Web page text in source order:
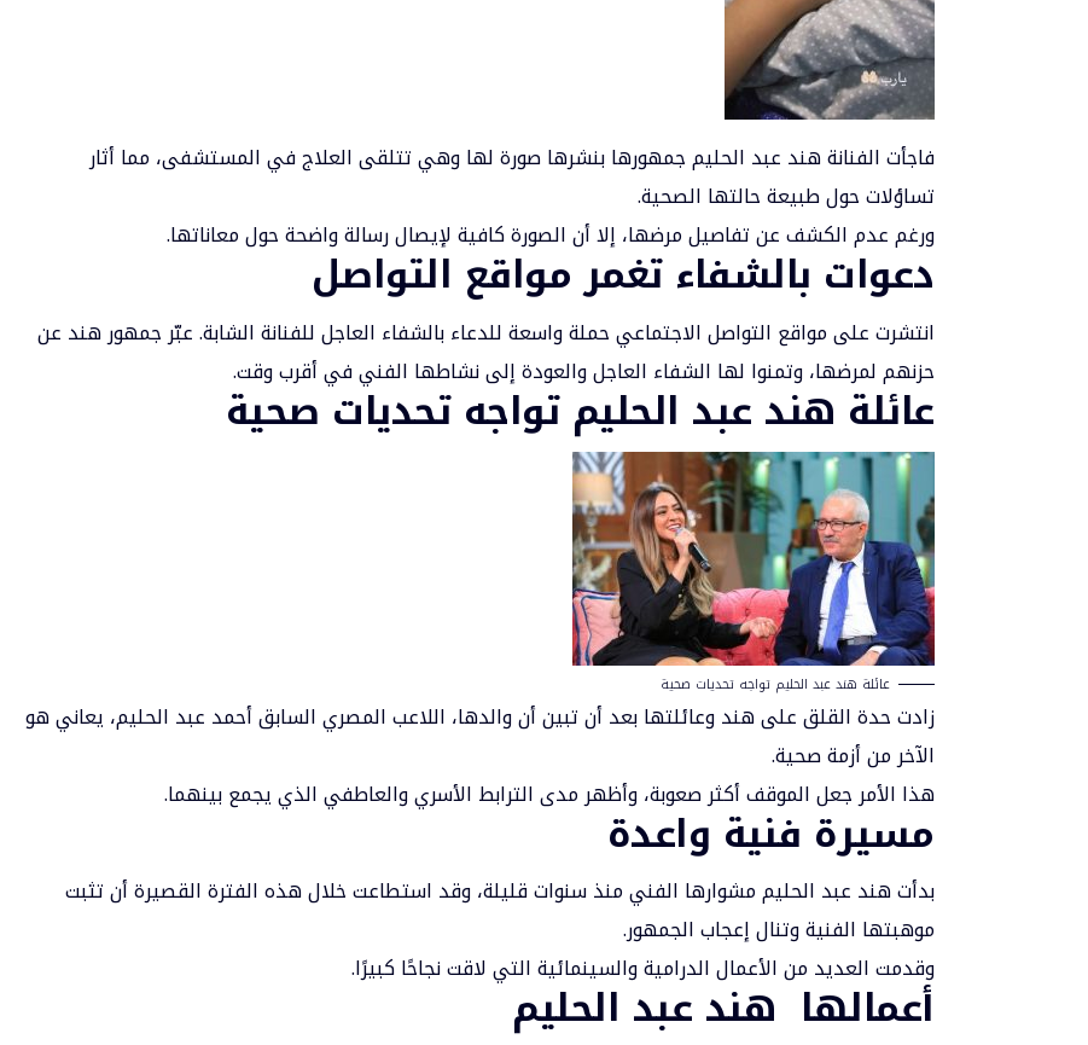
فاجأت الفنانةهند عبد الحليمجمهورها بنشرها صورة لها وهي تتلقى العلاج في المستشفى، مما أثار
تساؤلات حول طبيعة حالتها الصحية.
ورغم عدم الكشف عن تفاصيل مرضها، إلا أن الصورة كافية لإيصال رسالة واضحة حول معاناتها.
دعوات بالشفاء تغمر مواقع التواصل
انتشرت على مواقع التواصل الاجتماعي حملة واسعة للدعاء بالشفاء العاجل للفنانة الشابة. عبّر جمهور هند عن
حزنهم لمرضها، وتمنوا لها الشفاء العاجل والعودة إلى نشاطها الفني في أقرب وقت.
عائلة هند عبد الحليم تواجه تحديات صحية
عائلة هند عبد الحليم تواجه تحديات صحية
زادت حدة القلق على هند وعائلتها بعد أن تبين أن والدها، اللاعب المصري السابق أحمد عبد الحليم، يعاني هو
الآخر من أزمة صحية.
هذا الأمر جعل الموقف أكثر صعوبة، وأظهر مدى الترابط الأسري والعاطفي الذي يجمع بينهما.
مسيرة فنية واعدة
بدأت هند عبد الحليم مشوارها الفني منذ سنوات قليلة، وقد استطاعت خلال هذه الفترة القصيرة أن تثبت
موهبتها الفنية وتنال إعجاب الجمهور.
وقدمت العديد من الأعمال الدرامية والسينمائية التي لاقت نجاحًا كبيرًا.
أعمالها هند عبد الحليم